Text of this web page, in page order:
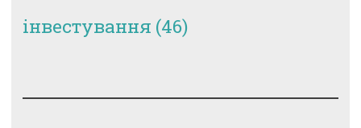
інвестування (46)